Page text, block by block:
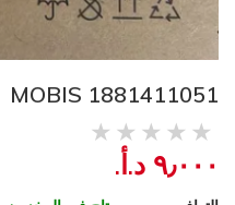
MOBIS 1881411051
٩٫٠٠٠ د.أ.‏